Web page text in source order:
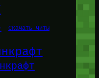
Скачать читы